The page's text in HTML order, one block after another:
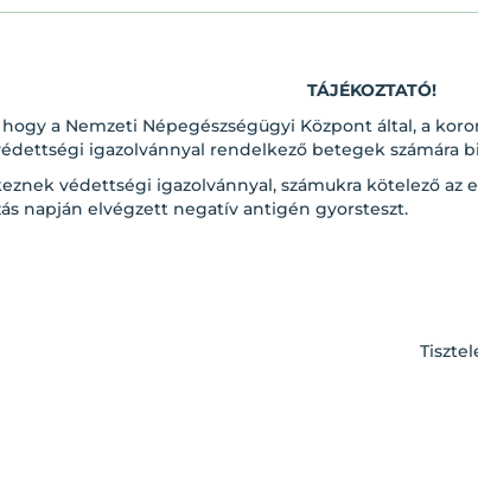
TÁJÉKOZTATÓ!
a Nemzeti Népegészségügyi Központ által, a
igazolvánnyal rendelkező betegek számára
védettségi igazolvánnyal, számukra kötelező az
napján elvégzett negatív antigén gyorsteszt.
Tisztelettel: Dr.